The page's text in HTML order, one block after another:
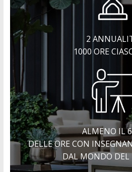
2
1000 ORE
ALMENO IL
DELLE ORE CON
DAL MONDO DEL